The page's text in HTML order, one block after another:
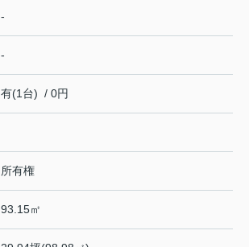
-
-
有(1台) / 0円
所有権
93.15㎡